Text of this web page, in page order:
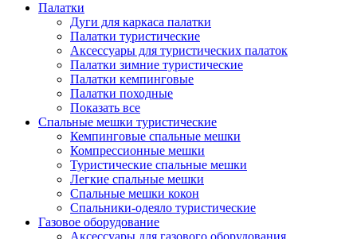
Палатки
Дуги для каркаса палатки
Палатки туристические
Аксессуары для туристических палаток
Палатки зимние туристические
Палатки кемпинговые
Палатки походные
Показать все
Спальные мешки туристические
Кемпинговые спальные мешки
Компрессионные мешки
Туристические спальные мешки
Легкие спальные мешки
Спальные мешки кокон
Спальники-одеяло туристические
Газовое оборудование
Аксессуары для газового оборудования